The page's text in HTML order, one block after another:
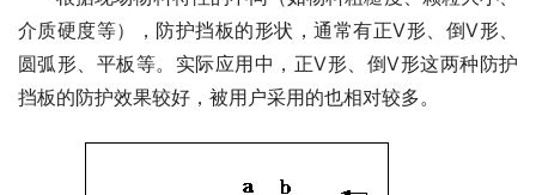
介质硬度等），防护挡板的形状，通常有正V形、倒V形、
圆弧形、平板等。实际应用中，正V形、倒V形这两种防护
挡板的防护效果较好，被用户采用的也相对较多。